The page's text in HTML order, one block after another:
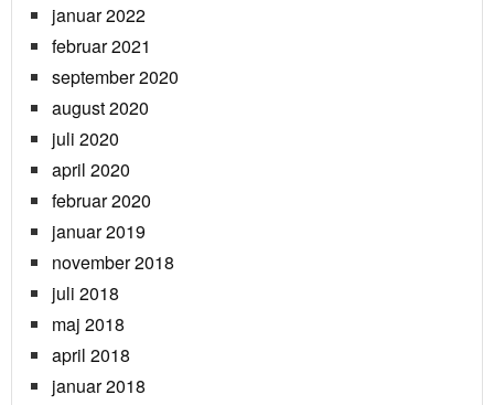
januar 2022
februar 2021
september 2020
august 2020
juli 2020
april 2020
februar 2020
januar 2019
november 2018
juli 2018
maj 2018
april 2018
januar 2018